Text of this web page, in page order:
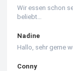
Wir essen schon
beliebt…
Nadine
Hallo, sehr gerne
Conny